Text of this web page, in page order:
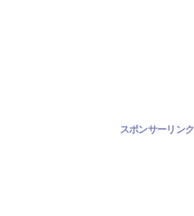
スポンサーリンク